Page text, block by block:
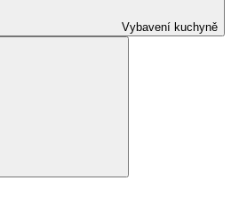
Vybavení kuchyně